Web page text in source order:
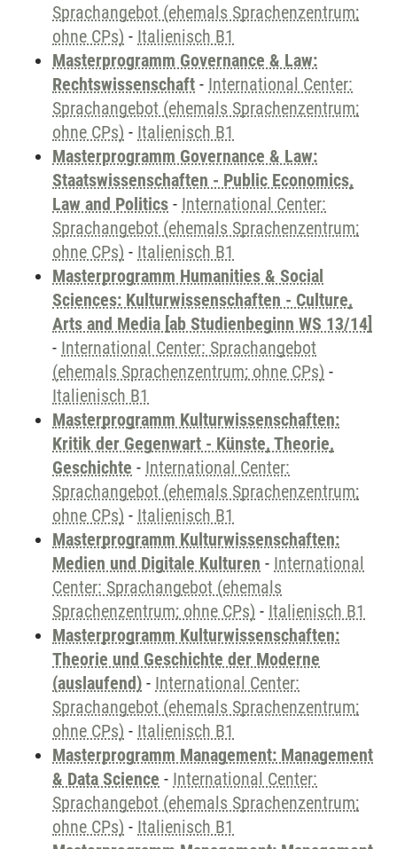
Sprachangebot (ehemals Sprachenzentrum;
ohne CPs) - Italienisch B1
Masterprogramm Governance & Law:
Rechtswissenschaft - International Center:
Sprachangebot (ehemals Sprachenzentrum;
ohne CPs) - Italienisch B1
Masterprogramm Governance & Law:
Staatswissenschaften - Public Economics,
Law and Politics - International Center:
Sprachangebot (ehemals Sprachenzentrum;
ohne CPs) - Italienisch B1
Masterprogramm Humanities & Social
Sciences: Kulturwissenschaften - Culture,
Arts and Media [ab Studienbeginn WS 13/14]
- International Center: Sprachangebot
(ehemals Sprachenzentrum; ohne CPs) -
Italienisch B1
Masterprogramm Kulturwissenschaften:
Kritik der Gegenwart - Künste, Theorie,
Geschichte - International Center:
Sprachangebot (ehemals Sprachenzentrum;
ohne CPs) - Italienisch B1
Masterprogramm Kulturwissenschaften:
Medien und Digitale Kulturen - International
Center: Sprachangebot (ehemals
Sprachenzentrum; ohne CPs) - Italienisch B1
Masterprogramm Kulturwissenschaften:
Theorie und Geschichte der Moderne
(auslaufend) - International Center:
Sprachangebot (ehemals Sprachenzentrum;
ohne CPs) - Italienisch B1
Masterprogramm Management: Management
& Data Science - International Center:
Sprachangebot (ehemals Sprachenzentrum;
ohne CPs) - Italienisch B1